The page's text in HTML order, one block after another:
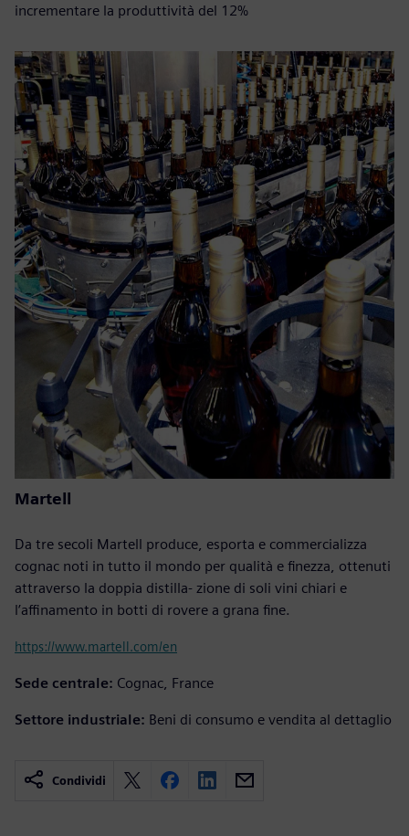
incrementare la produttività del 12%
Martell
Da tre secoli Martell produce, esporta e commercializza
cognac noti in tutto il mondo per qualità e finezza, ottenuti
attraverso la doppia distilla- zione di soli vini chiari e
l’affinamento in botti di rovere a grana fine.
https://www.martell.com/en
Sede centrale: Cognac, France
Settore industriale: Beni di consumo e vendita al dettaglio
Condividi